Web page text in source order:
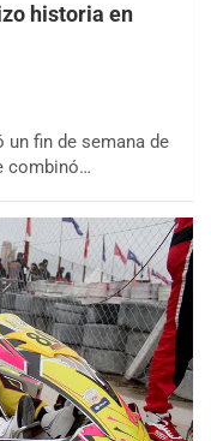
historia en
un fin de semana de
combinó…